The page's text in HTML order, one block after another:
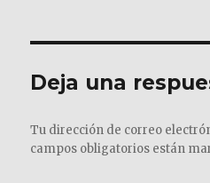
Deja una
Tu dirección de correo
campos obligatorios están